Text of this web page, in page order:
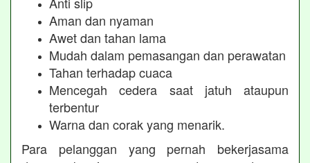
Aman dan nyaman
Awet dan tahan lama
Mudah dalam pemasangan dan perawatan
Tahan terhadap cuaca
Mencegah cedera saat jatuh ataupun
terbentur
Warna dan corak yang menarik.
Para pelanggan yang pernah bekerjasama